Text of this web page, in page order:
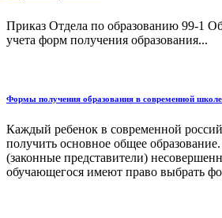
Приказ Отдела по образованию 99-1
учета форм получения образования...
Формы получения образования в современной
Каждый ребенок в современной
получить основное общее
(законные представители)
обучающегося имеют право выбрать